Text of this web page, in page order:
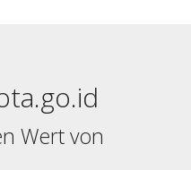
Wert von